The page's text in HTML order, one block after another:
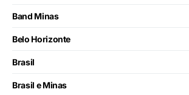
Band Minas
Belo Horizonte
Brasil
Brasil e Minas